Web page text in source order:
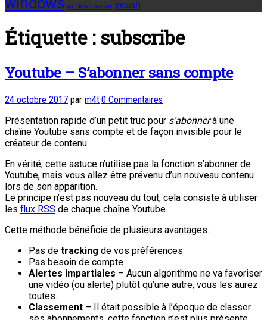
windows server zcash
Étiquette : subscribe
Youtube – S’abonner sans compte
24 octobre 2017 par m4t·0 Commentaires
Présentation rapide d’un petit truc pour s’abonnerà une
chaîne Youtube sans compte et de façon invisible pour le
créateur de contenu.
En vérité, cette astuce n’utilise pas la fonction s’abonner de
Youtube, mais vous allez être prévenu d’un nouveau contenu
lors de son apparition.
Le principe n’est pas nouveau du tout, cela consiste à utiliser
les flux RSS de chaque chaîne Youtube.
Cette méthode bénéficie de plusieurs avantages :
Pas de tracking de vos préférences
Pas besoin de compte
Alertes impartiales – Aucun algorithme ne va favoriser
une vidéo (ou alerte) plutôt qu’une autre, vous les aurez
toutes.
Classement – Il était possible à l’époque de classer